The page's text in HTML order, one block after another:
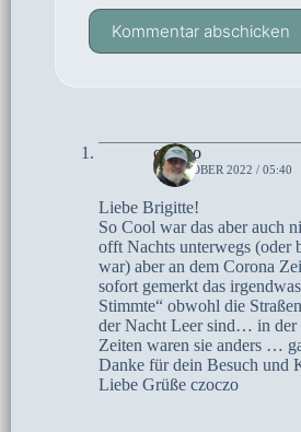
Kommentar abschicken
czoczo
6. OKTOBER 2022 / 05:40
Liebe Brigitte!
So Cool war das aber auch
offt Nachts unterwegs (oder
war) aber an dem Corona
sofort gemerkt das
Stimmte“ obwohl die
der Nacht Leer sind… in der
Zeiten waren sie anders …
Danke für dein Besuch und
Liebe Grüße czoczo